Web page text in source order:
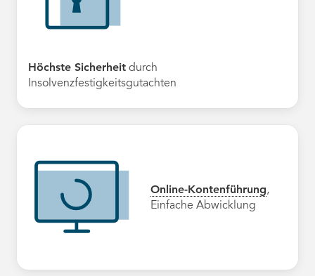
Höchste Sicherheit durch
Insolvenzfestigkeitsgutachten
Online-Kontenführung,
Einfache Abwicklung